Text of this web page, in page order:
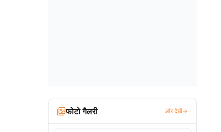
फोटो गैलरी और देखें